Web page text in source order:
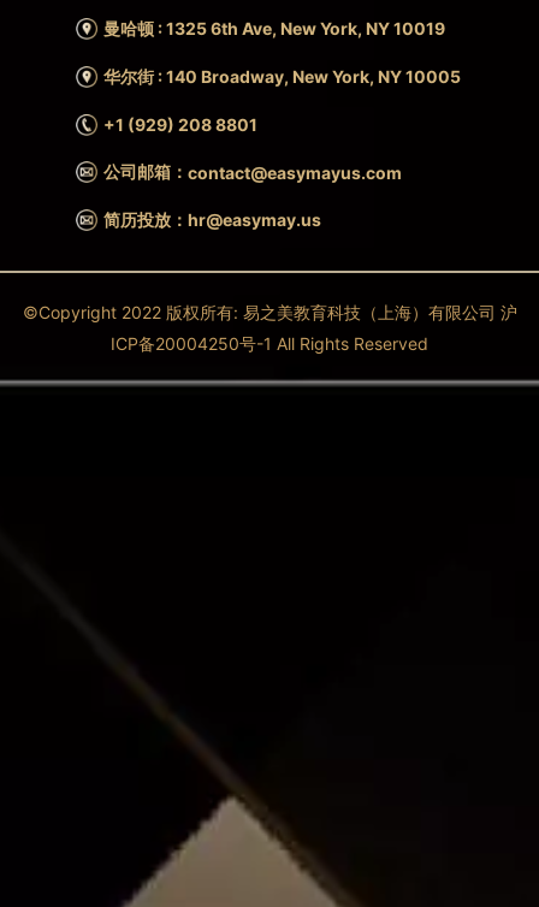
曼哈顿 : 1325 6th Ave, New York, NY 10019
华尔街 : 140 Broadway, New York, NY 10005
+1 (929) 208 8801
公司邮箱：contact@easymayus.com
简历投放：hr@easymay.us
©Copyright 2022 版权所有: 易之美教育科技（上海）有限公司 沪
ICP备20004250号-1 All Rights Reserved